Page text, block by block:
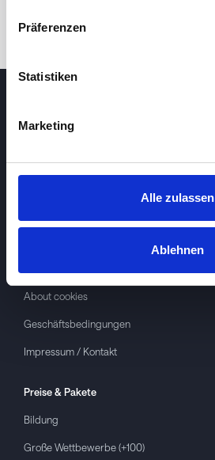
Präferenzen
Statistiken
Marketing
Alle zulassen
Ablehnen
About cookies
Geschäftsbedingungen
Impressum / Kontakt
Preise & Pakete
Bildung
Große Wettbewerbe (+100)